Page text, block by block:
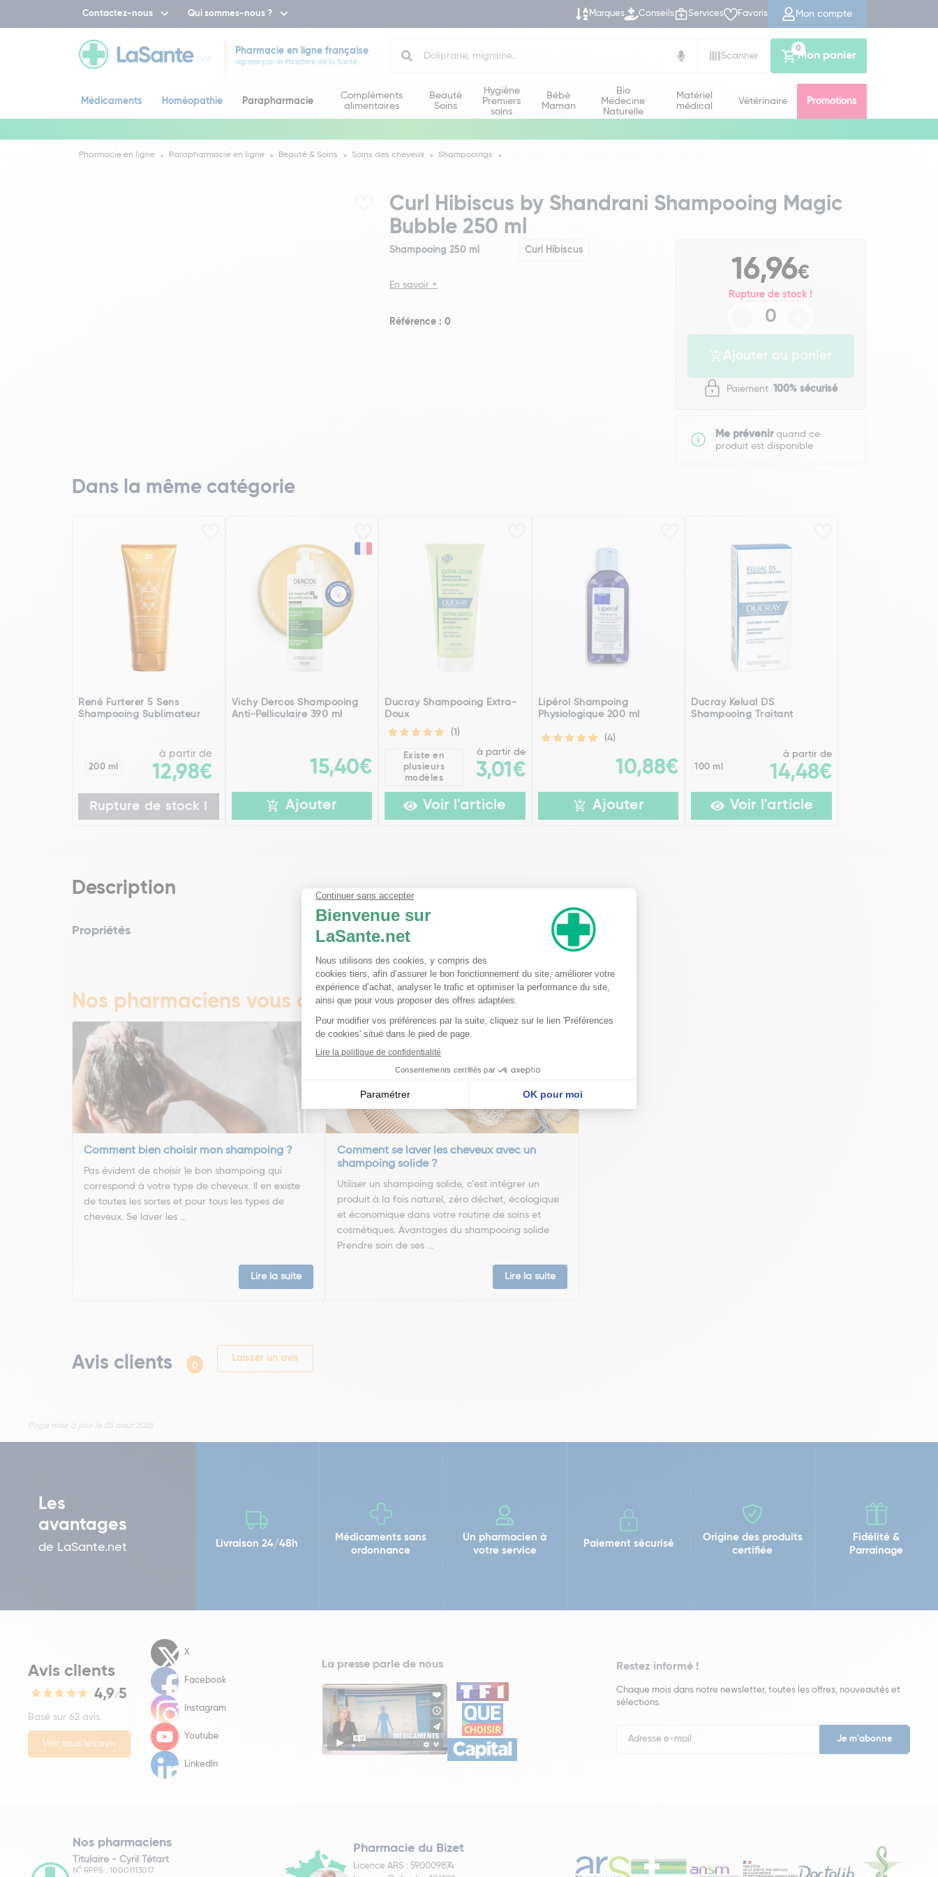
Contactez-nous Qui sommes-nous ? Marques Conseils Services Favoris Mon compte
Pharmacie en ligne française
agréée par le Ministère de la Santé
Scanner
Mon panier
0
Médicaments Homéopathie Parapharmacie
Compléments
alimentaires
Beauté
Soins
Hygiène
Premiers
soins
Bébé
Maman
Bio
Médecine
Naturelle
Matériel
médical
Vétérinaire Promotions
Pharmacie en ligne Parapharmacie en ligne Beauté & Soins Soins des cheveux Shampooings
Curl Hibiscus by Shandrani Shampooing Magic
Bubble 250 ml
Shampooing 250 ml Curl Hibiscus
En savoir +
Référence : 0
16,96€
Rupture de stock !
Ajouter au panier
Paiement 100% sécurisé
Me prévenirquand ce
produit est disponible
Dans la même catégorie
René Furterer 5 Sens
Shampooing Sublimateur
200 ml
à partir de
12,98€
Rupture de stock !
Vichy Dercos Shampooing
Anti-Pelliculaire 390 ml
15,40€
Ajouter
Ducray Shampooing Extra-
Doux
(1)
Existe en
plusieurs
modèles
à partir de
3,01€
Voir l'article
Lipérol Shampoing
Physiologique 200 ml
(4)
10,88€
Ajouter
Ducray Kelual DS
Shampooing Traitant
100 ml
à partir de
14,48€
Voir l'article
Description
Propriétés
Nos pharmaciens vous conseillent
Comment bien choisir mon shampoing ?
Pas évident de choisir le bon shampoing qui
correspond à votre type de cheveux. Il en existe
de toutes les sortes et pour tous les types de
cheveux. Se laver les ...
Lire la suite
Comment se laver les cheveux avec un
shampoing solide ?
Utiliser un shampoing solide, c’est intégrer un
produit à la fois naturel, zéro déchet, écologique
et économique dans votre routine de soins et
cosmétiques. Avantages du shampooing solide
Prendre soin de ses ...
Lire la suite
Avis clients 0
Laisser un avis
Page mise à jour le 05 aout 2026
Les
avantages
de LaSante.net Livraison 24/48h
Médicaments sans
ordonnance
Un pharmacien à
votre service
Paiement sécurisé
Origine des produits
certifiée
Fidélité &
Parrainage
Avis clients
4,9/5
Basé sur 62 avis.
Voir tous les avis
X
Facebook
Instagram
Youtube
LinkedIn
La presse parle de nous Restez informé !
Chaque mois dans notre newsletter, toutes les offres, nouveautés et
sélections.
Newsletter
Nos pharmaciens
Titulaire - Cyril Tétart
N° RPPS : 10001113017
Pharmacie du Bizet
Licence ARS : 590009874